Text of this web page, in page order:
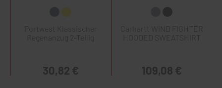
Regenanzug 2-Teilig
30,82 €
Carhartt WIND FIGHTER
HOODED SWEATSHIRT
109,08 €